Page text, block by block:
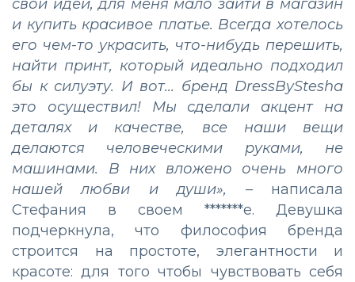
свои идеи, для меня мало зайти в магазин
и купить красивое платье. Всегда хотелось
его чем-то украсить, что-нибудь перешить,
найти принт, который идеально подходил
бы к силуэту. И вот... бренд DressBySteshа
это осуществил! Мы сделали акцент на
деталях и качестве, все наши вещи
делаются человеческими руками, не
машинами. В них вложено очень много
нашей любви и души»,
– написала
Стефания в своем *******е. Девушка
подчеркнула, что философия бренда
строится на простоте, элегантности и
красоте: для того чтобы чувствовать себя